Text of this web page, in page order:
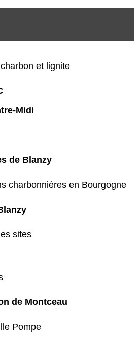
et lignite
Midi
de Blanzy
charbonnières en Bourgogne
sites
de Montceau
Pompe